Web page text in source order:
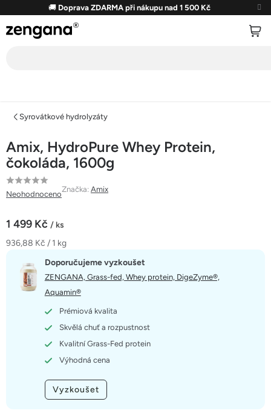
obsah
🚚 Doprava ZDARMA při nákupu nad 1 500 Kč
Syrovátkové hydrolyzáty
Amix, HydroPure Whey Protein,
čokoláda, 1600g
Průměrné
hodnocení
je
0,0
hvězdiček.
Neohodnoceno
Značka: Amix
1 499 Kč / ks
Měrná
936,88 Kč / 1 kg
Doporučujeme vyzkoušet
ZENGANA, Grass-fed, Whey protein, DigeZyme®,
Aquamin®
Prémiová kvalita
Skvělá chuť a rozpustnost
Kvalitní Grass-Fed protein
Výhodná cena
Vyzkoušet